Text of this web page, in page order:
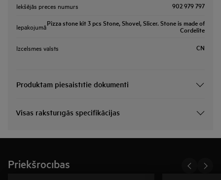
Iekšējās preces numurs 902 979 797
IepakojumāPizza stone kit 3 pcs Stone, Shovel, Slicer. Stone is made of
Cordelite
Izcelsmes valsts CN
Produktam piesaistītie dokumenti
Visas raksturīgās specifikācijas
Priekšrocības